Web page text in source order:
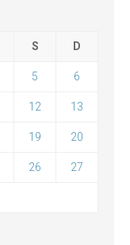
S D
5 6
12 13
19 20
26 27